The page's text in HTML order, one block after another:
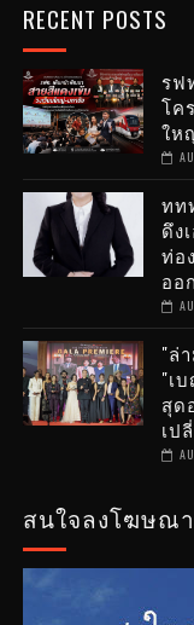
RECENT POSTS
รฟ
โค
ให
ทท
ดึง
ท่อ
ออ
"ล่
"เ
สุด
เป
สนใจลงโฆษณา